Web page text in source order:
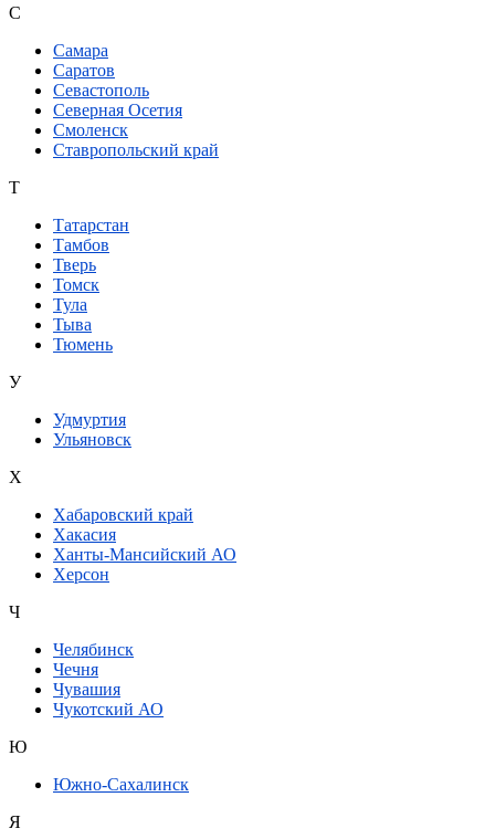
С
Самара
Саратов
Севастополь
Северная Осетия
Смоленск
Ставропольский край
Т
Татарстан
Тамбов
Тверь
Томск
Тула
Тыва
Тюмень
У
Удмуртия
Ульяновск
Х
Хабаровский край
Хакасия
Ханты-Мансийский АО
Херсон
Ч
Челябинск
Чечня
Чувашия
Чукотский АО
Ю
Южно-Сахалинск
Я